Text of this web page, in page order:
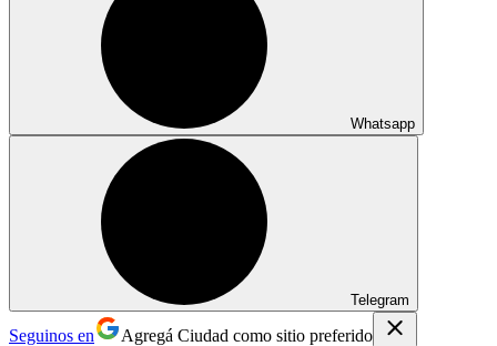
Whatsapp
Telegram
Seguinos en Agregá Ciudad como sitio preferido